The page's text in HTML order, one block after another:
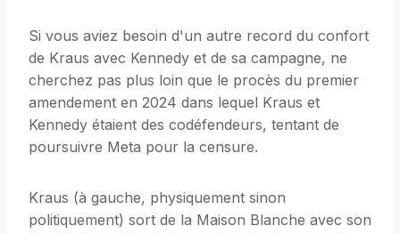
Si vous aviez besoin d'un autre record du confort
de Kraus avec Kennedy et de sa campagne, ne
cherchez pas plus loin que le procès du premier
amendement en 2024 dans lequel Kraus et
Kennedy étaient des codéfendeurs, tentant de
poursuivre Meta pour la censure.
Kraus (à gauche, physiquement sinon
politiquement) sort de la Maison Blanche avec son